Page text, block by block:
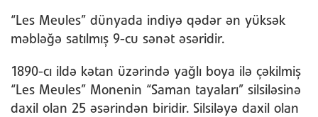
“Les Meules” dünyada indiyə qədər ən yüksək
məbləğə satılmış 9-cu sənət əsəridir.
1890-cı ildə kətan üzərində yağlı boya ilə çəkilmiş
“Les Meules” Monenin “Saman tayaları” silsiləsinə
daxil olan 25 əsərindən biridir. Silsiləyə daxil olan